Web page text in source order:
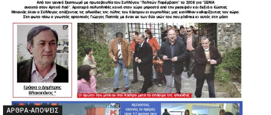
ΑΡΘΡΑ-ΑΠΟΨΕΙΣ